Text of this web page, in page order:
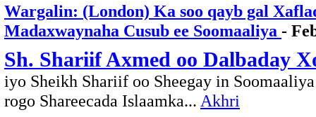
Wargalin: (London) Ka soo qayb gal
Madaxwaynaha Cusub ee Soomaaliya -
Sh. Shariif Axmed oo Dalbaday
iyo Sheikh Shariif oo Sheegay in
rogo Shareecada Islaamka... Akhri